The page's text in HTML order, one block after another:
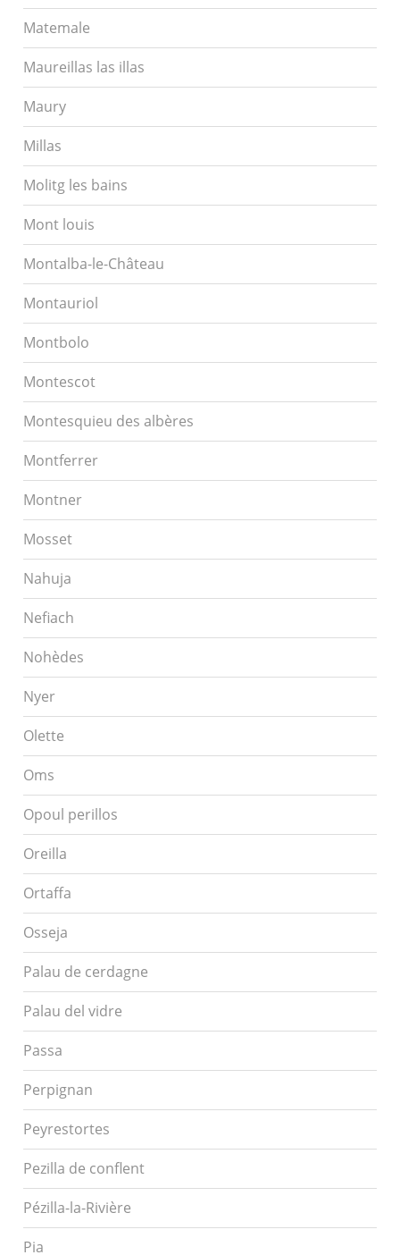
Matemale
Maureillas las illas
Maury
Millas
Molitg les bains
Mont louis
Montalba-le-Château
Montauriol
Montbolo
Montescot
Montesquieu des albères
Montferrer
Montner
Mosset
Nahuja
Nefiach
Nohèdes
Nyer
Olette
Oms
Opoul perillos
Oreilla
Ortaffa
Osseja
Palau de cerdagne
Palau del vidre
Passa
Perpignan
Peyrestortes
Pezilla de conflent
Pézilla-la-Rivière
Pia